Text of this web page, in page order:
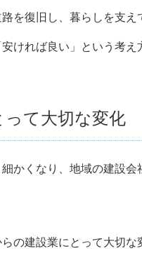
を復旧し、暮らしを支
ければ良い」という考え
て大切な変化
かくなり、地域の建設
の建設業にとって大切な